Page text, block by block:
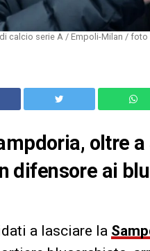
calcio serie A / Empoli-Milan /
oltre
difensore ai
a lasciare la